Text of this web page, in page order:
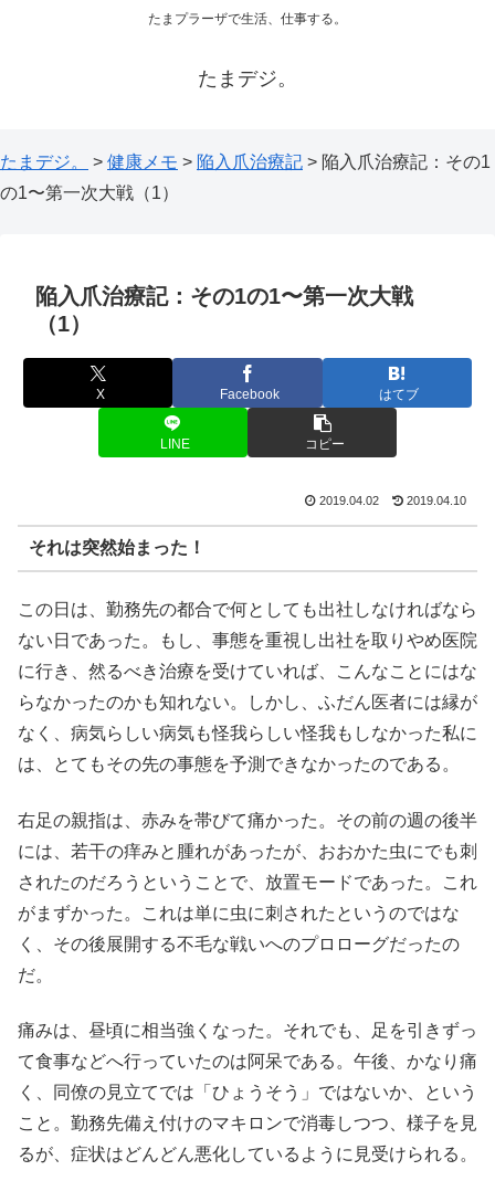
たまプラーザで生活、仕事する。
たまデジ。
たまデジ。 > 健康メモ > 陥入爪治療記 > 陥入爪治療記：その1
の1〜第一次大戦（1）
陥入爪治療記：その1の1〜第一次大戦
（1）
X Facebook はてブ
LINE コピー
2019.04.02 2019.04.10
それは突然始まった！
この日は、勤務先の都合で何としても出社しなければなら
ない日であった。もし、事態を重視し出社を取りやめ医院
に行き、然るべき治療を受けていれば、こんなことにはな
らなかったのかも知れない。しかし、ふだん医者には縁が
なく、病気らしい病気も怪我らしい怪我もしなかった私に
は、とてもその先の事態を予測できなかったのである。
右足の親指は、赤みを帯びて痛かった。その前の週の後半
には、若干の痒みと腫れがあったが、おおかた虫にでも刺
されたのだろうということで、放置モードであった。これ
がまずかった。これは単に虫に刺されたというのではな
く、その後展開する不毛な戦いへのプロローグだったの
だ。
痛みは、昼頃に相当強くなった。それでも、足を引きずっ
て食事などへ行っていたのは阿呆である。午後、かなり痛
く、同僚の見立てでは「ひょうそう」ではないか、という
こと。勤務先備え付けのマキロンで消毒しつつ、様子を見
るが、症状はどんどん悪化しているように見受けられる。